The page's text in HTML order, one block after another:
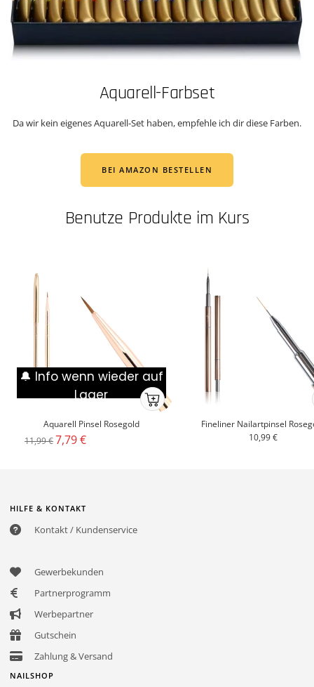
Aquarell-Farbset
Da wir kein eigenes Aquarell-Set haben, empfehle ich dir diese Farben.
BEI AMAZON BESTELLEN
Benutze Produkte im Kurs
🔔 Info wenn wieder auf
Lager
Ab
ins
Körbchenmobile-
Aquarell Pinsel Rosegold
Angebotspreis
7,79 €
Regulärer
11,99 €
Fineliner Nailartpinsel
Angebotspreis
10,99 €
HILFE & KONTAKT
Kontakt / Kundenservice
Gewerbekunden
Partnerprogramm
Werbepartner
Gutschein
Zahlung & Versand
NAILSHOP